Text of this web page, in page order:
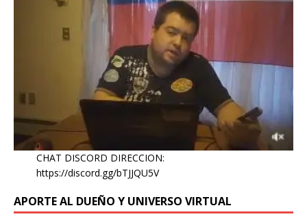
CHAT DISCORD DIRECCION:
https://discord.gg/bTJJQU5V
APORTE AL DUEÑO Y UNIVERSO VIRTUAL